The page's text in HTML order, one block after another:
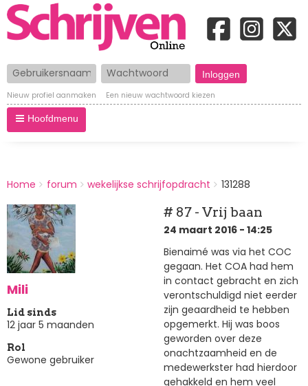
Gebruikersnaam Wachtwoord
Nieuw profiel aanmaken Een nieuw wachtwoord kiezen
Hoofdmenu
BREADCRUMBS
You
here:
Home forum wekelijkse schrijfopdracht 131288
Mili
Lid sinds
12 jaar 5 maanden
Rol
Gewone gebruiker
# 87 - Vrij baan
24 maart 2016 - 14:25
Bienaimé was via het COC
gegaan. Het COA had hem
in contact gebracht en zich
verontschuldigd niet eerder
zijn geaardheid te hebben
opgemerkt. Hij was boos
geworden over deze
onachtzaamheid en de
medewerkster had hierdoor
gehakkeld en hem veel